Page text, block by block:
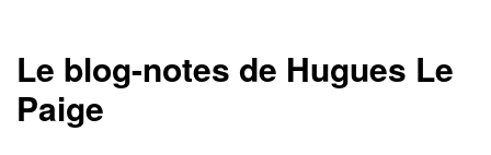
Le blog-notes de Hugues Le
Paige